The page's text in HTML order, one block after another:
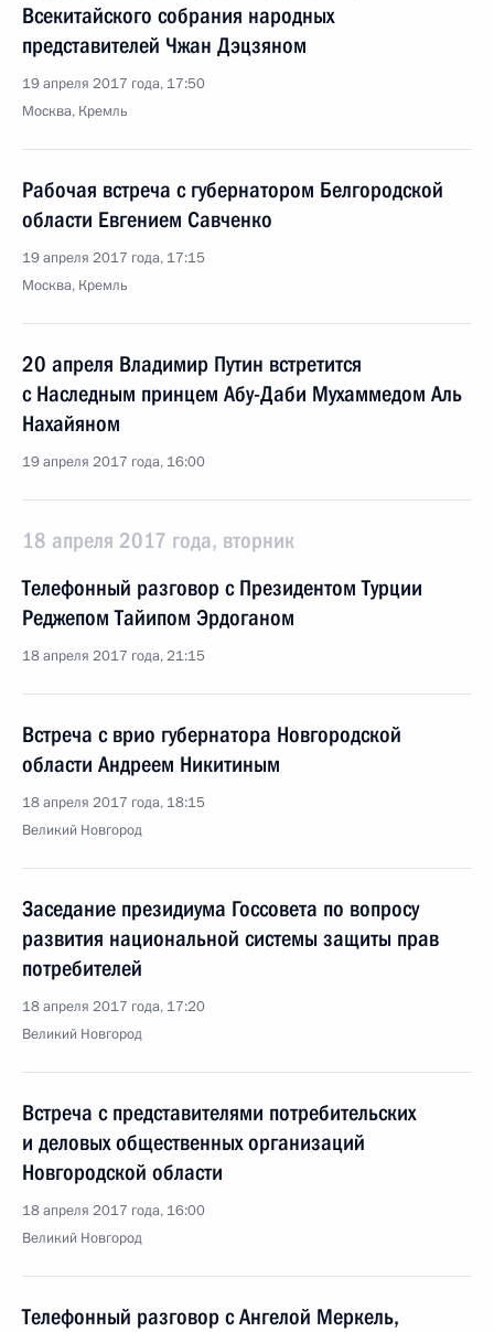
Всекитайского собрания народных
представителей Чжан Дэцзяном
19 апреля 2017 года, 17:50
Москва, Кремль
Рабочая встреча с губернатором Белгородской
области Евгением Савченко
19 апреля 2017 года, 17:15
Москва, Кремль
20 апреля Владимир Путин встретится
с Наследным принцем Абу-Даби Мухаммедом Аль
Нахайяном
19 апреля 2017 года, 16:00
18 апреля 2017 года, вторник
Телефонный разговор с Президентом Турции
Реджепом Тайипом Эрдоганом
18 апреля 2017 года, 21:15
Встреча с врио губернатора Новгородской
области Андреем Никитиным
18 апреля 2017 года, 18:15
Великий Новгород
Заседание президиума Госсовета по вопросу
развития национальной системы защиты прав
потребителей
18 апреля 2017 года, 17:20
Великий Новгород
Встреча с представителями потребительских
и деловых общественных организаций
Новгородской области
18 апреля 2017 года, 16:00
Великий Новгород
Телефонный разговор с Ангелой Меркель,